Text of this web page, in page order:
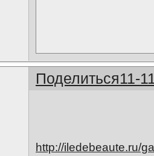
Поделиться11-
http://iledebeaute.ru/